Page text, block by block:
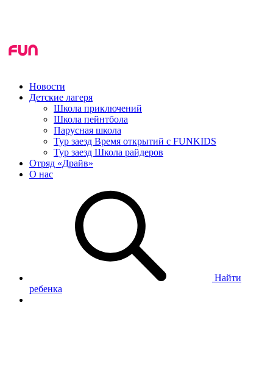
Новости
Детские лагеря
Школа приключений
Школа пейнтбола
Парусная школа
Тур заезд Время открытий с FUNKIDS
Тур заезд Школа райдеров
Отряд «Драйв»
О нас
Найти
ребенка